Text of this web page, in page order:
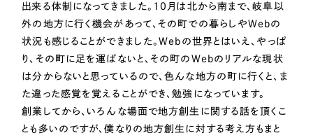
コーポレート・企業サイト （278件）
ブランドサイト・サービスサイト （85件）
ECサイト（オンラインショップ） （43件）
ポータルサイト・メディアサイト （39件）
出来る体制になってきました。10月は北から南まで、岐阜以
外の地方に行く機会があって、その町での暮らしやWebの
状況も感じることができました。Webの世界とはいえ、やっぱ
り、その町に足を運ばないと、その町のWebのリアルな現状
は分からないと思っているので、色んな地方の町に行くと、ま
た違った感覚を覚えることができ、勉強になっています。
創業してから、いろんな場面で地方創生に関する話を頂くこ
とも多いのですが、僕なりの地方創生に対する考え方もまと